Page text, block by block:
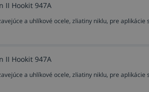
II Hookit 947A
a uhlíkové ocele, zliatiny niklu, pre
II Hookit 947A
a uhlíkové ocele, zliatiny niklu, pre